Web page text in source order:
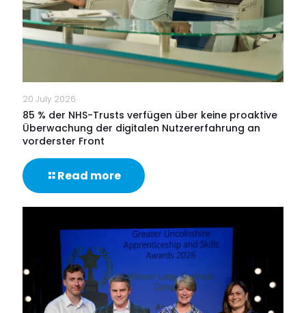
20 July 2026
85 % der NHS-Trusts verfügen über keine proaktive
Überwachung der digitalen Nutzererfahrung an
vorderster Front
Read more-
85
NHS-
Trusts
verfügen
keine
proaktive
Überwachung